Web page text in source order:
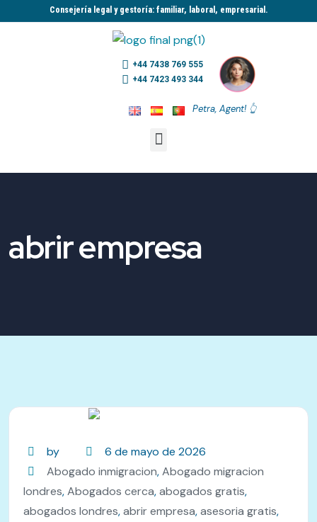
Consejería legal y gestoría: familiar, laboral, empresarial.​
+44 7438 769 555
+44 7423 493 344
Petra, Agent! 👆
abrir empresa
by
6 de mayo de 2026
Abogado inmigracion,Abogado migracion
londres,Abogados cerca,abogados gratis,
abogados londres,abrir empresa,asesoria gratis,